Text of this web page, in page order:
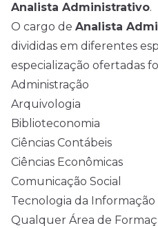
Analista Administrativo.
O cargo de Analista
divididas em diferentes
especialização ofertadas
Administração
Arquivologia
Biblioteconomia
Ciências Contábeis
Ciências Econômicas
Comunicação Social
Tecnologia da
Qualquer Área de